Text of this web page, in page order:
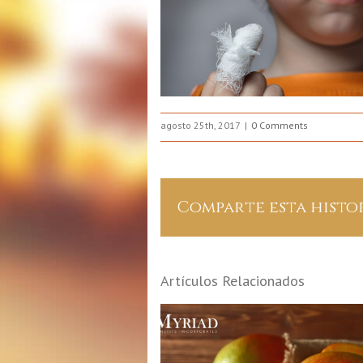
agosto 25th, 2017 0 Comments
Comparte esta
Artículos Relacionados